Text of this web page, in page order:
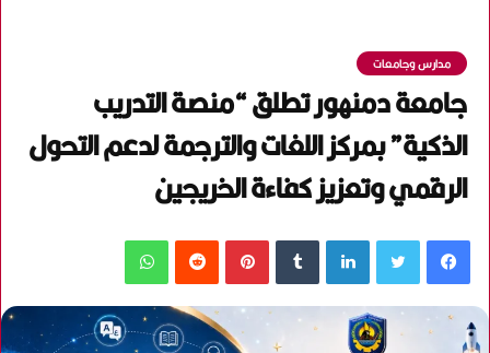
مدارس وجامعات
جامعة دمنهور تطلق “منصة التدريب
الذكية” بمركز اللغات والترجمة لدعم التحول
الرقمي وتعزيز كفاءة الخريجين
فيسبوك لينكدإن بينتيريست